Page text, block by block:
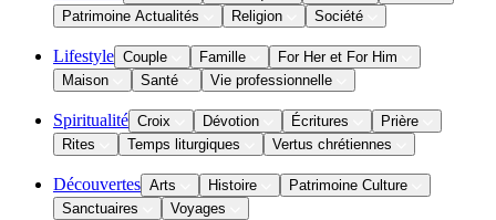
Patrimoine Actualités
Religion Société
Lifestyle Couple Famille
For Her et For Him
Maison
Santé Vie professionnelle
Spiritualité Croix Dévotion Écritures
Prière
Rites
Temps liturgiques Vertus chrétiennes
Découvertes Arts Histoire
Patrimoine Culture
Sanctuaires
Voyages